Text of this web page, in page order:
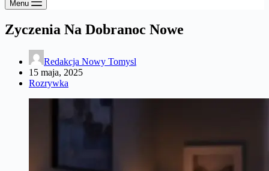
Menu
Zyczenia Na Dobranoc Nowe
Redakcja Nowy Tomysl
15 maja, 2025
Rozrywka